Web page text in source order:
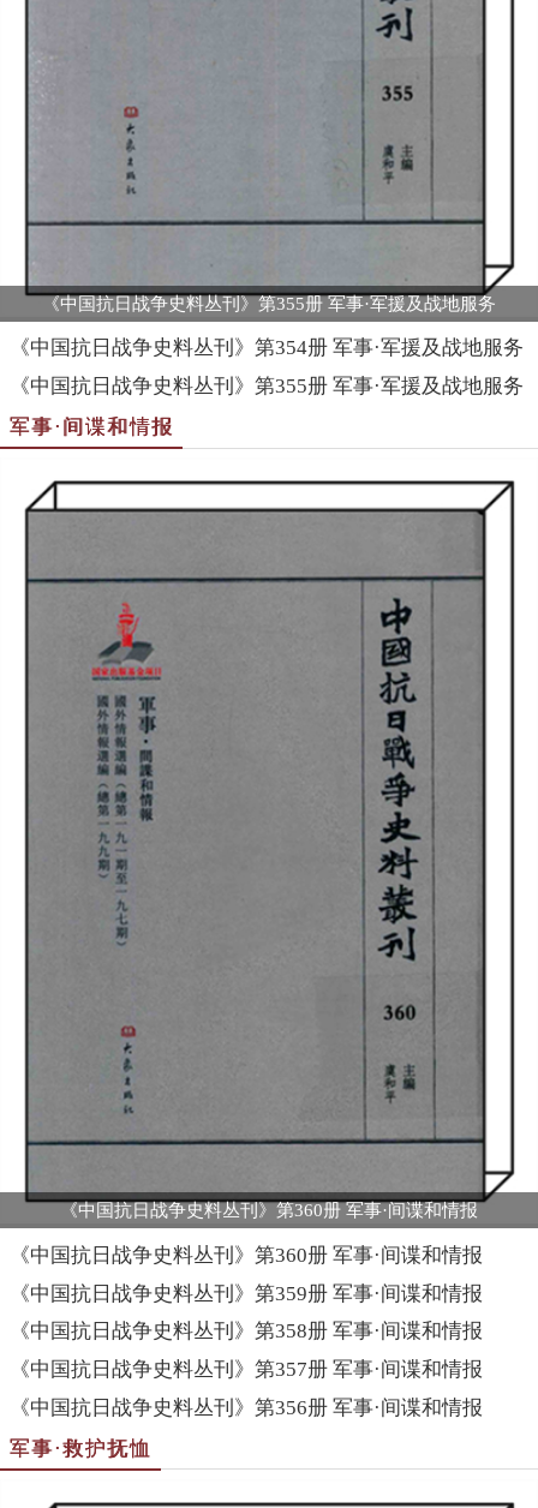
《中国抗日战争史料丛刊》第355册 军事·军援及战地服务
《中国抗日战争史料丛刊》第354册 军事·军援及战地服务
《中国抗日战争史料丛刊》第355册 军事·军援及战地服务
军事·间谍和情报
《中国抗日战争史料丛刊》第360册 军事·间谍和情报
《中国抗日战争史料丛刊》第360册 军事·间谍和情报
《中国抗日战争史料丛刊》第359册 军事·间谍和情报
《中国抗日战争史料丛刊》第358册 军事·间谍和情报
《中国抗日战争史料丛刊》第357册 军事·间谍和情报
《中国抗日战争史料丛刊》第356册 军事·间谍和情报
军事·救护抚恤